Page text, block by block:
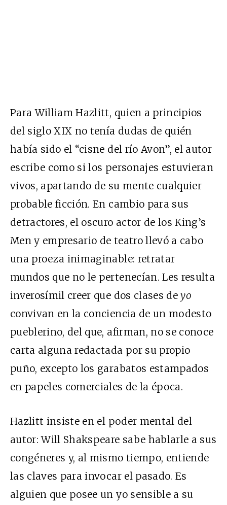
Para William Hazlitt, quien a principios
del siglo XIX no tenía dudas de quién
había sido el “cisne del río Avon”, el autor
escribe como si los personajes estuvieran
vivos, apartando de su mente cualquier
probable ficción. En cambio para sus
detractores, el oscuro actor de los King’s
Men y empresario de teatro llevó a cabo
una proeza inimaginable: retratar
mundos que no le pertenecían. Les resulta
inverosímil creer que dos clases deyo
convivan en la conciencia de un modesto
pueblerino, del que, afirman, no se conoce
carta alguna redactada por su propio
puño, excepto los garabatos estampados
en papeles comerciales de la época.
Hazlitt insiste en el poder mental del
autor: Will Shakspeare sabe hablarle a sus
congéneres y, al mismo tiempo, entiende
las claves para invocar el pasado. Es
alguien que posee un yo sensible a su